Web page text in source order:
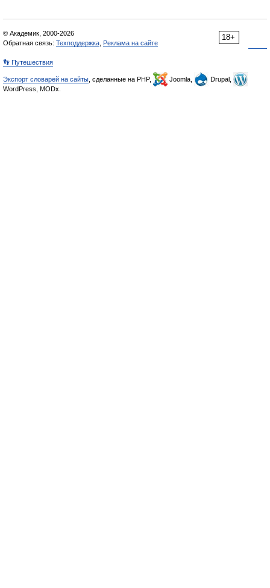
18+
© Академик, 2000-2026
Обратная связь: Техподдержка Реклама на сайте
👣 Путешествия
Экспорт словарей на сайты , сделанные на PHP, Joomla,
Drupal,
WordPress, MODx.